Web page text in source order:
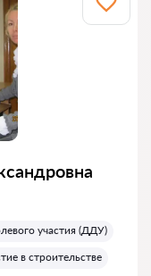
участия (ДДУ)
в строительстве